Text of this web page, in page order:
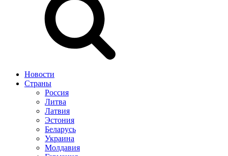
Новости
Страны
Россия
Литва
Латвия
Эстония
Беларусь
Украина
Молдавия